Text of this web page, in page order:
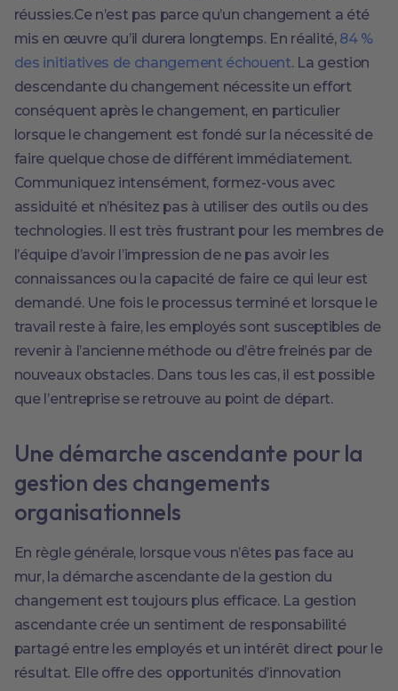
réussies.Ce n’est pas parce qu’un changement a été
mis en œuvre qu’il durera longtemps. En réalité, 84 %
des initiatives de changement échouent. La gestion
descendante du changement nécessite un effort
conséquent après le changement, en particulier
lorsque le changement est fondé sur la nécessité de
faire quelque chose de différent immédiatement.
Communiquez intensément, formez-vous avec
assiduité et n’hésitez pas à utiliser des outils ou des
technologies. Il est très frustrant pour les membres de
l’équipe d’avoir l’impression de ne pas avoir les
connaissances ou la capacité de faire ce qui leur est
demandé. Une fois le processus terminé et lorsque le
travail reste à faire, les employés sont susceptibles de
revenir à l’ancienne méthode ou d’être freinés par de
nouveaux obstacles. Dans tous les cas, il est possible
que l’entreprise se retrouve au point de départ.
Une démarche ascendante pour la
gestion des changements
organisationnels
En règle générale, lorsque vous n’êtes pas face au
mur, la démarche ascendante de la gestion du
changement est toujours plus efficace. La gestion
ascendante crée un sentiment de responsabilité
partagé entre les employés et un intérêt direct pour le
résultat. Elle offre des opportunités d’innovation